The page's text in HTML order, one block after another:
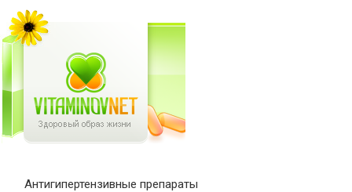
Антигипертензивные препараты